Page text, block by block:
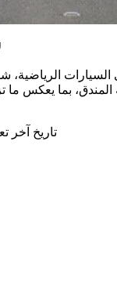
لمحبي السيارات
تاريخ آخر تعديل: 09:00 ص - 08/03/2026